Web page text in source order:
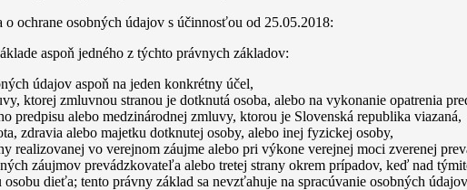
ochrane osobných údajov s účinnosťou od 25.05.2018:
aspoň jedného z týchto právnych základov:
údajov aspoň na jeden konkrétny účel,
ktorej zmluvnou stranou je dotknutá osoba, alebo na vykonanie opatrenia
predpisu alebo medzinárodnej zmluvy, ktorou je Slovenská republika viazaná,
zdravia alebo majetku dotknutej osoby, alebo inej fyzickej osoby,
realizovanej vo verejnom záujme alebo pri výkone verejnej moci zverenej
záujmov prevádzkovateľa alebo tretej strany okrem prípadov, keď nad
dieťa; tento právny základ sa nevzťahuje na spracúvanie osobných